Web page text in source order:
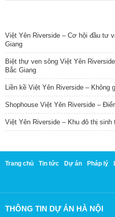
Việt Yên Riverside – Cơ hội đầu tư
Giang
Biệt thự ven sông Việt Yên
Bắc Giang
Liền kề Việt Yên Riverside – Không
Shophouse Việt Yên Riverside –
Việt Yên Riverside – Khu đô thị
Trang chủ Tin tức Dự án Pháp lý
THÔNG TIN DỰ ÁN HÀ NỘI